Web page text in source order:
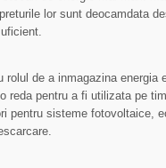
lor sunt deocamdata
de a inmagazina energia
reda pentru a fi utilizata pe
pentru sisteme fotovoltaice,